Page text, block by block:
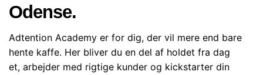
Odense.
Adtention Academy er for dig, der vil mere end bare
hente kaffe. Her bliver du en del af holdet fra dag
et, arbejder med rigtige kunder og kickstarter din